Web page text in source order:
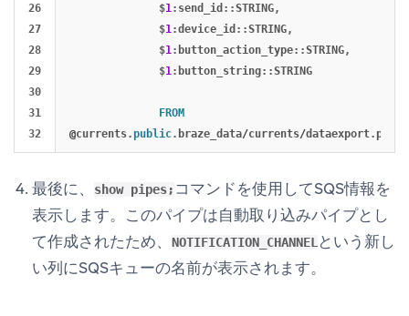
26
27
28
29
30
31
$1: send_id ::STRING,
$1:device_id ::STRING,
$1: button_action_type::STRING,
$1: button_string::STRING
FROM
@currents.public. braze_data/currents/dataexport. prod
最後に、 show pipes; コマンドを使用してSQS情報を
表示します。このパイプは自動取り込みパイプとし
て作成されたため、
NOTIFICATION_CHANNEL という新し
い列にSQSキューの名前が表示されます。